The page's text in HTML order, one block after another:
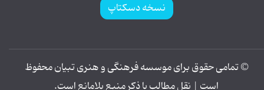
نسخه دسکتاپ
© تمامی حقوق برای موسسه فرهنگی و هنری تبیان محفوظ
است | نقل مطالب با ذکر منبع بلامانع است.